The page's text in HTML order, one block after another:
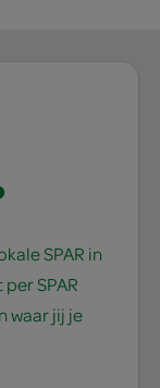
SPAR in
SPAR
waar jij je